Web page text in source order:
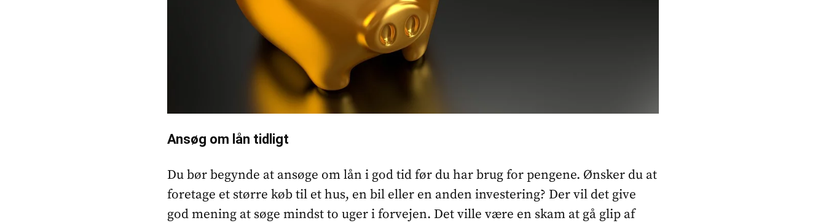
Ansøg om lån tidligt
Du bør begynde at ansøge om lån i god tid før du har brug for pengene. Ønsker du at
foretage et større køb til et hus, en bil eller en anden investering? Der vil det give
god mening at søge mindst to uger i forvejen. Det ville være en skam at gå glip af